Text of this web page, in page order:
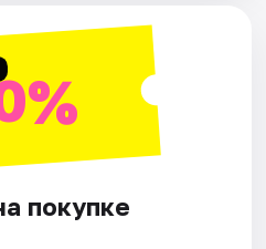
покупке